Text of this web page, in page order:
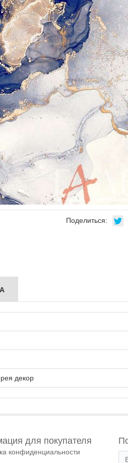
Поделиться:
декор
для покупателя
конфиденциальности